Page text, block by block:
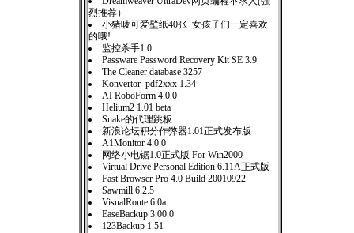
烈推荐）
小猪唛可爱壁纸40张 女孩子们一定喜欢
的哦!
监控杀手1.0
Passware Password Recovery Kit SE 3.9
The Cleaner database 3257
Konvertor_pdf2xxx 1.34
AI RoboForm 4.0.0
Helium2 1.01 beta
Snake的代理跳板
新浪论坛积分作弊器1.01正式发布版
A1Monitor 4.0.0
网络小电锯1.0正式版 For Win2000
Virtual Drive Personal Edition 6.11A正式版
Fast Browser Pro 4.0 Build 20010922
Sawmill 6.2.5
VisualRoute 6.0a
EaseBackup 3.00.0
123Backup 1.51